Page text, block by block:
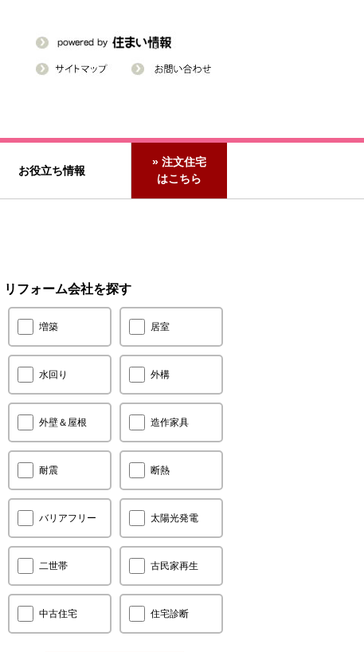
お役立ち情報
» 注文住宅
はこちら
リフォーム会社を探す
増築 居室
水回り 外構
外壁＆屋根 造作家具
耐震 断熱
バリアフリー 太陽光発電
二世帯 古民家再生
中古住宅 住宅診断